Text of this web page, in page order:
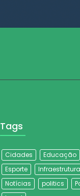
Tags
Cidades Educação
Esporte
Infraestrutura
Notícias
politics